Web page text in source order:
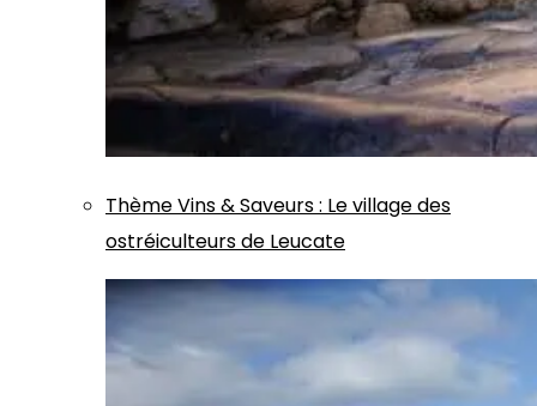
ThèmeVins & Saveurs: Le village des
ostréiculteurs de Leucate